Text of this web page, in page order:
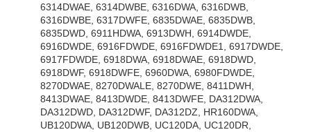
6314DWAE, 6314DWBE, 6316DWA, 6316DWB,
6316DWBE, 6317DWFE, 6835DWAE, 6835DWB,
6835DWD, 6911HDWA, 6913DWH, 6914DWDE,
6916DWDE, 6916FDWDE, 6916FDWDE1, 6917DWDE,
6917FDWDE, 6918DWA, 6918DWAE, 6918DWD,
6918DWF, 6918DWFE, 6960DWA, 6980FDWDE,
8270DWAE, 8270DWALE, 8270DWE, 8411DWH,
8413DWAE, 8413DWDE, 8413DWFE, DA312DWA,
DA312DWD, DA312DWF, DA312DZ, HR160DWA,
UB120DWA, UB120DWB, UC120DA, UC120DR,